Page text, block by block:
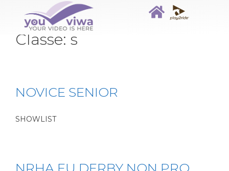
Classe: s
NOVICE SENIOR
SHOWLIST
NRHA EU DERBY NON PRO